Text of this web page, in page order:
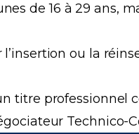
de 16 à 29 ans,
l’insertion ou la
titre professionnel
Technico-